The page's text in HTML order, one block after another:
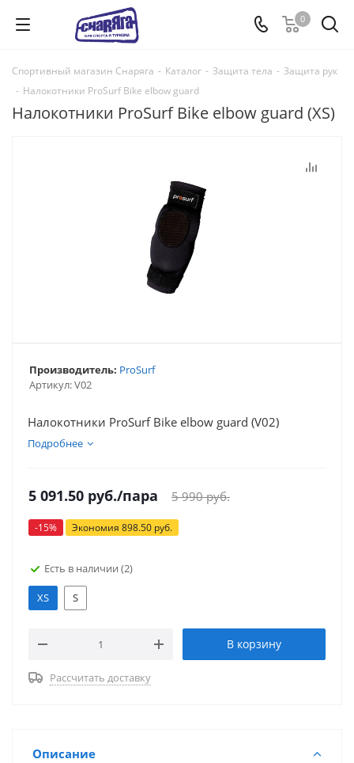
0
Спортивный магазин Снаряга - Каталог - Защита тела - Защита рук
- Налокотники ProSurf Bike elbow guard
Налокотники ProSurf Bike elbow guard (XS)
Артикул:V02
Производитель: ProSurf
Налокотники ProSurf Bike elbow guard (V02)
Подробнее
5 091.50 руб./пара 5 990руб.
-15% Экономия 898.50 руб.
Есть в наличии (2)
XS S
В корзину
Рассчитать доставку
Описание